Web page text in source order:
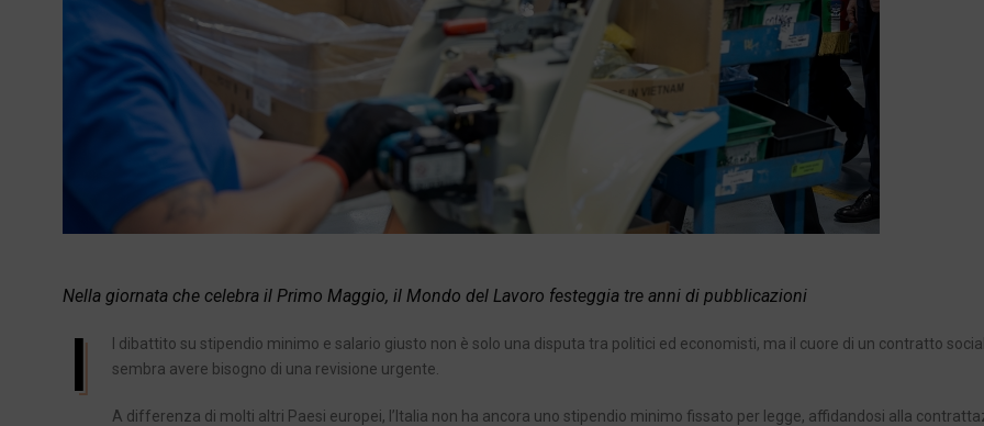
Nella giornata che celebra il Primo Maggio, il Mondo del Lavoro festeggia tre anni di pubblicazioni
I
l dibattito su stipendio minimo e salario giusto non è solo una disputa tra politici ed economisti, ma il cuore di un contratto
sembra avere bisogno di una revisione urgente.
A differenza di molti altri Paesi europei, l’Italia non ha ancora uno stipendio minimo fissato per legge, affidandosi alla